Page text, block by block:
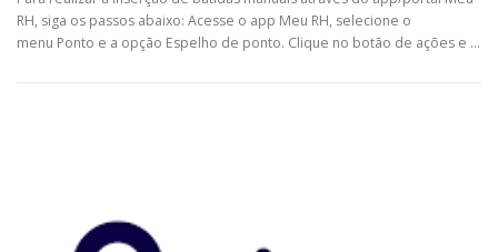
RH, siga os passos abaixo: Acesse o app Meu RH, selecione o
menu Ponto e a opção Espelho de ponto. Clique no botão de ações e …